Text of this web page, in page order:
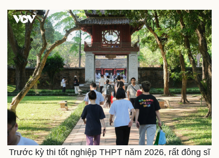
Trước kỳ thi tốt nghiệp THPT năm 2026, rất đông sĩ